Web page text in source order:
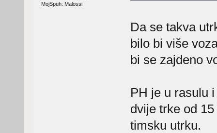
MojSpuh: Malossi
Da se takva
bilo bi više
bi se zajdeno
PH je u rasulu
dvije trke od
timsku utrku.